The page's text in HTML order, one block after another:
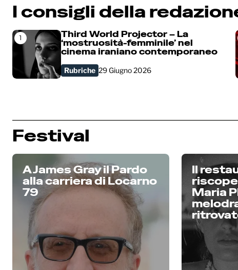
I consigli della
1
Third World Projector – La
‘mostruosità-femminile’ nel
cinema iraniano contemporaneo
Rubriche 29 Giugno 2026
Festival
A James Gray il Pardo
alla carriera di Locarno
79
Il
Maria